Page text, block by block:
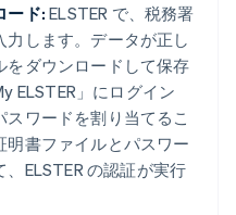
ード: ELSTER で、税務署
します。データが正し
をダウンロードして保存
ELSTER」にログイン
ワードを割り当てるこ
明書ファイルとパスワー
ELSTER の認証が実行